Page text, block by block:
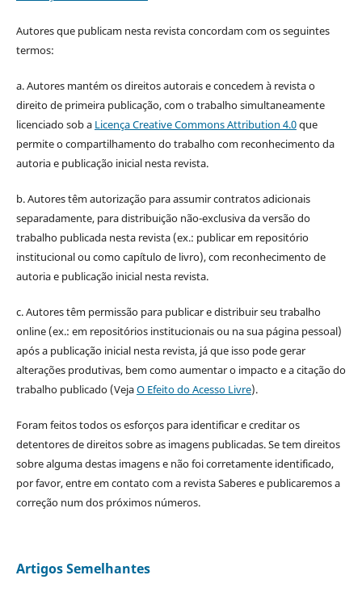
Autores que publicam nesta revista concordam com os seguintes
termos:
a. Autores mantém os direitos autorais e concedem à revista o
direito de primeira publicação, com o trabalho simultaneamente
licenciado sob a Licença Creative Commons Attribution 4.0que
permite o compartilhamento do trabalho com reconhecimento da
autoria e publicação inicial nesta revista.
b. Autores têm autorização para assumir contratos adicionais
separadamente, para distribuição não-exclusiva da versão do
trabalho publicada nesta revista (ex.: publicar em repositório
institucional ou como capítulo de livro), com reconhecimento de
autoria e publicação inicial nesta revista.
c. Autores têm permissão para publicar e distribuir seu trabalho
online (ex.: em repositórios institucionais ou na sua página pessoal)
após a publicação inicial nesta revista, já que isso pode gerar
alterações produtivas, bem como aumentar o impacto e a citação do
trabalho publicado (VejaO Efeito do Acesso Livre).
Foram feitos todos os esforços para identificar e creditar os
detentores de direitos sobre as imagens publicadas. Se tem direitos
sobre alguma destas imagens e não foi corretamente identificado,
por favor, entre em contato com a revista Saberes e publicaremos a
correção num dos próximos números.
Artigos Semelhantes